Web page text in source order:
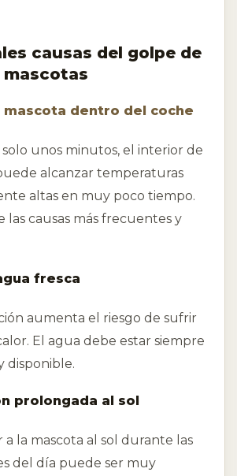
causas del golpe de
mascota dentro del coche
unos minutos, el interior de
alcanzar temperaturas
altas en muy poco tiempo.
las causas más frecuentes y
fresca
aumenta el riesgo de sufrir
El agua debe estar siempre
disponible.
prolongada al sol
a la mascota al sol durante las
del día puede ser muy